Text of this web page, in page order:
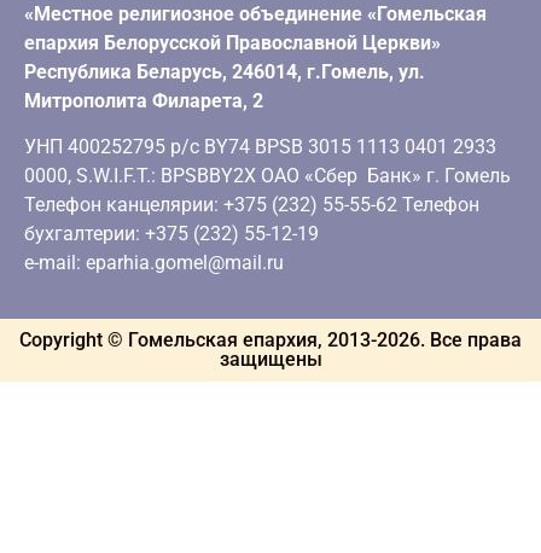
«Местное религиозное объединение «Гомельская
епархия Белорусской Православной Церкви»
Республика Беларусь, 246014, г.Гомель, ул.
Митрополита Филарета, 2
УНП 400252795 р/с BY74 BPSB 3015 1113 0401 2933
0000, S.W.I.F.T.: BPSBBY2X ОАО «Сбер Банк» г. Гомель
Телефон канцелярии: +375 (232) 55-55-62 Телефон
бухгалтерии: +375 (232) 55-12-19
e-mail: eparhia.gomel@mail.ru
Copyright © Гомельская епархия, 2013-2026. Все права
защищены